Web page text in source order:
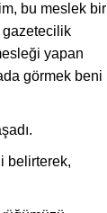
bu meslek bir
yapan
görmek beni
belirterek,